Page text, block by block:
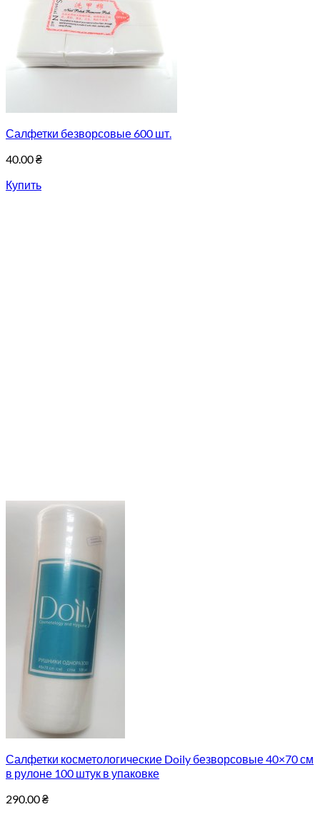
Салфетки безворсовые 600 шт.
40.00₴
Купить
Салфетки косметологические Doily безворсовые 40×70 см
в рулоне 100 штук в упаковке
290.00₴